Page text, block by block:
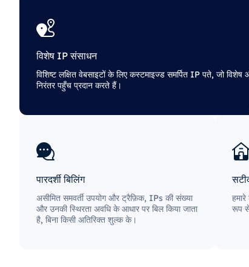
विशेष IP संसाधन
विशिष्ट लक्षित वेबसाइटों के लिए कस्टमाइज्ड समर्पित IP पते, जो विशेष
निरंतर पहुँच प्रदान करते हैं।
पारदर्शी बिलिंग
असीमित समवर्ती उपयोग और ट्रैफ़िक, IPs की संख्या
और उनकी स्थिरता अवधि के आधार पर बिल किया जाता
है, बिना किसी अतिरिक्त शुल्क के।
रूप